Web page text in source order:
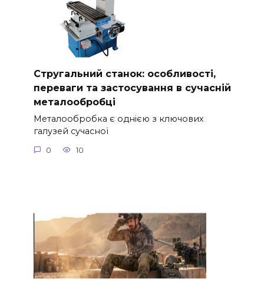
Стругальний станок: особливості,
переваги та застосування в сучасній
металообробці
Металообробка є однією з ключових
галузей сучасної
0 10